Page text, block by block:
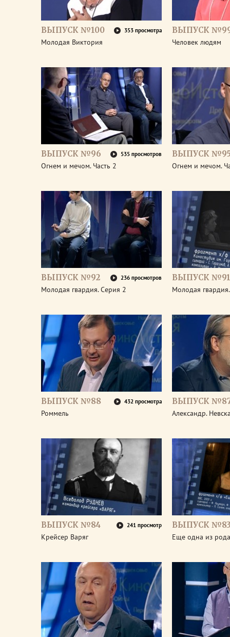
ВЫПУСК №100 353 просмотра
Молодая Виктория
ВЫПУСК
Человек людям
ВЫПУСК №96 535 просмотров
Огнем и мечом. Часть 2
ВЫПУСК
Огнем и мечом.
ВЫПУСК №92 236 просмотров
Молодая гвардия. Серия 2
ВЫПУСК №91
Молодая
ВЫПУСК №88 432 просмотра
Роммель
ВЫПУСК
Александр.
ВЫПУСК №84 241 просмотр
Крейсер Варяг
ВЫПУСК
Еще одна из